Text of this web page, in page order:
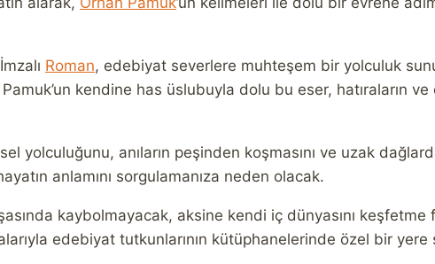
Roman, edebiyat severlere muhteşem bir yolculuk
kendine has üslubuyla dolu bu eser, hatıraların
yolculuğunu, anıların peşinden koşmasını ve uzak
anlamını sorgulamanıza neden olacak.
kaybolmayacak, aksine kendi iç dünyasını keşfetme
edebiyat tutkunlarının kütüphanelerinde özel bir yere